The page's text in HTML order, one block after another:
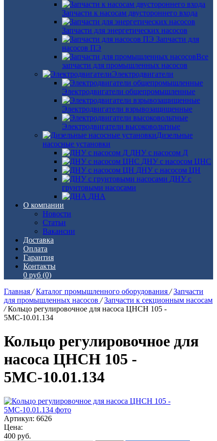
Запчасти к насосам двустороннего входа
Запчасти для энергетических насосов
Запчасти для
насосов ПЭ
Все
запчасти для промышленных насосов
Электродвигатели
Электродвигатели общепромышленные
Электродвигатели взрывозащищенные
Электродвигатели высоковольтные
Дизельные
насосные установки
ДНУ с насосом Д
ДНУ с насосом ЦНС
ДНУ с насосом ЦН
ДНУ с
грунтовыми насосами
ДНА
О компании
Новости
Статьи
Вакансии
Доставка
Оплата
Гарантия
Контакты
0 руб (0)
Главная / Каталог промышленного оборудования / Запчасти
для промышленных насосов / Запчасти к секционным насосам
/ Кольцо регулировочное для насоса ЦНСН 105 -
5МС-10.01.134
Кольцо регулировочное для
насоса ЦНСН 105 -
5МС-10.01.134
Артикул: 6626
Цена:
400 руб.